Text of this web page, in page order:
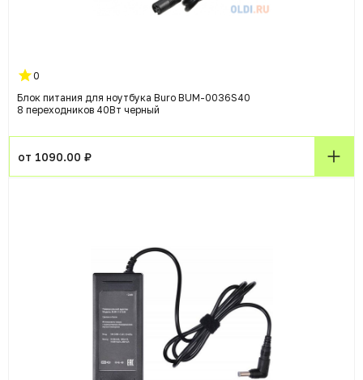
0
Блок питания для ноутбука Buro BUM-0036S40
8 переходников 40Вт черный
от 1090.00 ₽